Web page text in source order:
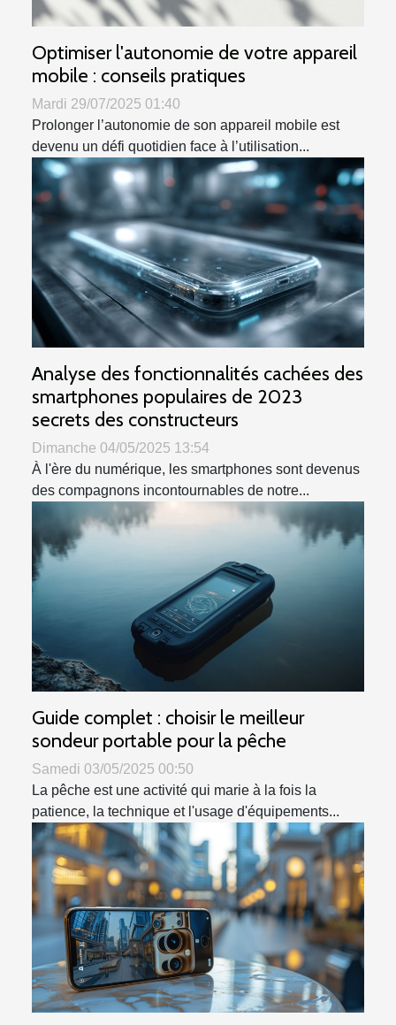
Optimiser l'autonomie de votre appareil
mobile : conseils pratiques
Mardi 29/07/2025 01:40
Prolonger l’autonomie de son appareil mobile est
devenu un défi quotidien face à l’utilisation...
Analyse des fonctionnalités cachées des
smartphones populaires de 2023
secrets des constructeurs
Dimanche 04/05/2025 13:54
À l'ère du numérique, les smartphones sont devenus
des compagnons incontournables de notre...
Guide complet : choisir le meilleur
sondeur portable pour la pêche
Samedi 03/05/2025 00:50
La pêche est une activité qui marie à la fois la
patience, la technique et l'usage d'équipements...